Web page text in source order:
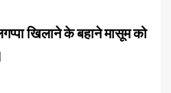
खिलाने के बहाने मासूम को